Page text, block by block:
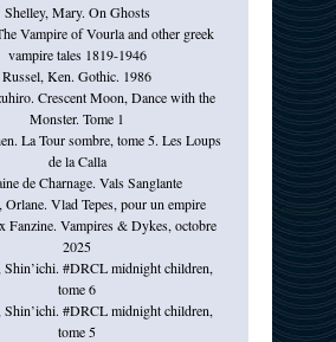
Shelley, Mary. On Ghosts
Vampire of Vourla and other greek
vampire tales 1819-1946
Russel, Ken. Gothic. 1986
Crescent Moon, Dance with the
Monster. Tome 1
La Tour sombre, tome 5. Les Loups
de la Calla
de Charnage. Vals Sanglante
Orlane. Vlad Tepes, pour un empire
Fanzine. Vampires & Dykes, octobre
2025
Shin’ichi. #DRCL midnight children,
tome 6
Shin’ichi. #DRCL midnight children,
tome 5